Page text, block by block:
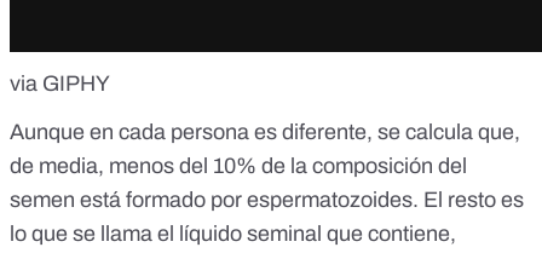
via GIPHY
Aunque en cada persona es diferente, se calcula que,
de media, menos del 10% de la composición del
semen está formado por espermatozoides. El resto es
lo que se llama el líquido seminal que contiene,